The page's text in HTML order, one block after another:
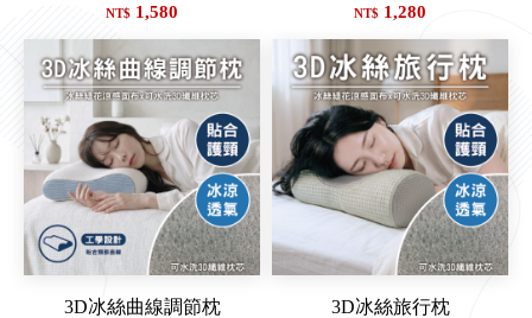
NT$ 1,580 NT$ 1,280
會員輸入折扣碼可減$30元
會員滿5000元可減$500元
3D冰絲曲線調節枕
會員輸入折扣碼可減$30元
會員滿5000元可減$500元
3D冰絲旅行枕